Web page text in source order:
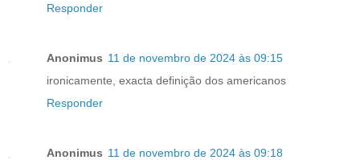
Responder
Anonimus 11 de novembro de 2024 às 09:15
ironicamente, exacta definição dos americanos
Responder
Anonimus 11 de novembro de 2024 às 09:18